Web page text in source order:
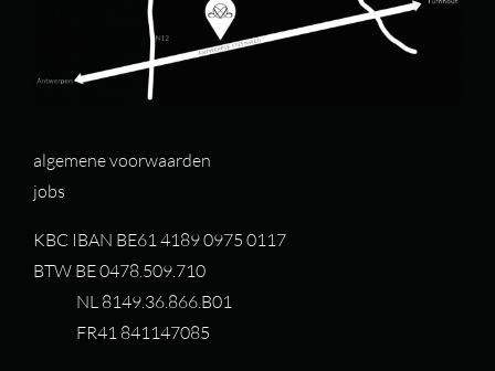
algemene voorwaarden
jobs
KBC IBAN BE61 4189 0975 0117
BTW BE 0478.509.710
NL 8149.36.866.B01
FR41 841147085